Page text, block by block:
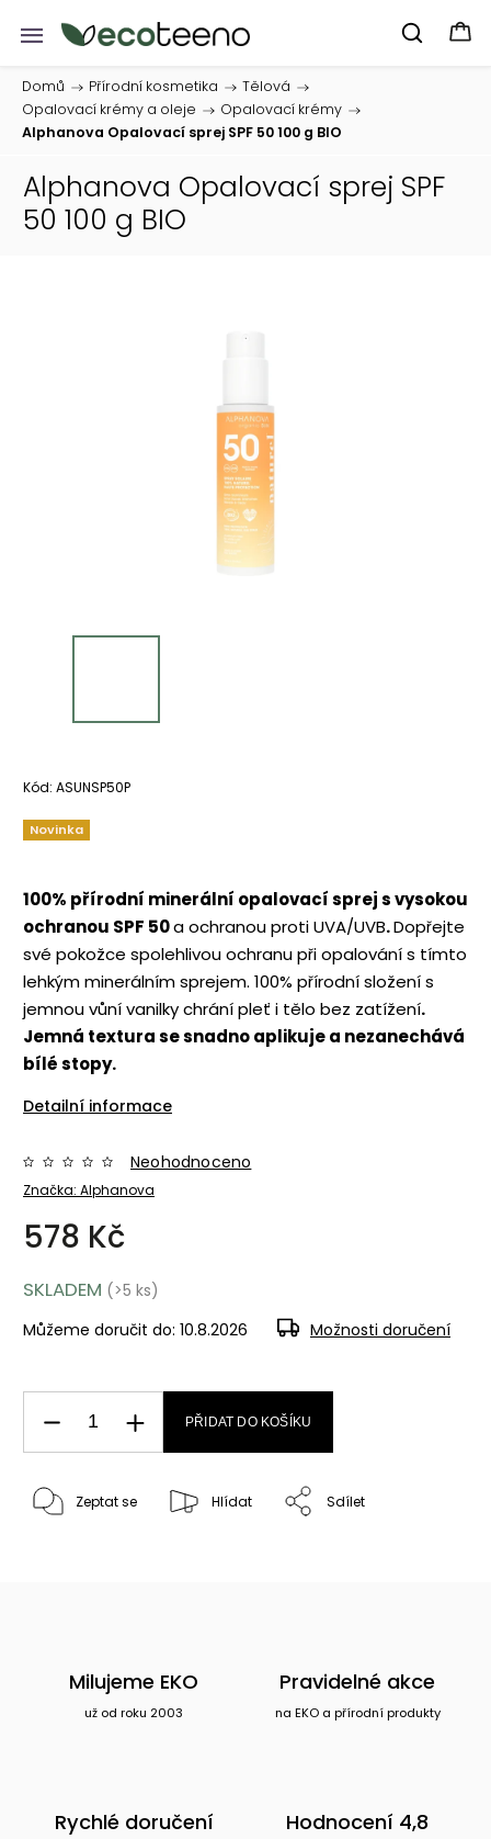
Domů / Přírodní kosmetika / Tělová /
Opalovací krémy a oleje / Opalovací krémy /
Alphanova Opalovací sprej SPF 50 100 g BIO
Alphanova Opalovací sprej SPF
50 100 g BIO
Kód: ASUNSP50P
Novinka
100% přírodní minerální opalovací sprej s vysokou
ochranou SPF 50a ochranou proti UVA/UVB.Dopřejte
své pokožce spolehlivou ochranu při opalování s tímto
lehkým minerálním sprejem. 100% přírodní složení s
jemnou vůní vanilky chrání pleť i tělo bez zatížení.
Jemná textura se snadno aplikuje a nezanechává
bílé stopy.
Detailní informace
Značka: Alphanova
Neohodnoceno
578 Kč
SKLADEM (>5 ks)
Můžeme doručit do: 10.8.2026 Možnosti doručení
PŘIDAT DO KOŠÍKU
Zeptat se Hlídat Sdílet
Milujeme EKO
už od roku 2003
Pravidelné akce
na EKO a přírodní produkty
Rychlé doručení Hodnocení 4,8